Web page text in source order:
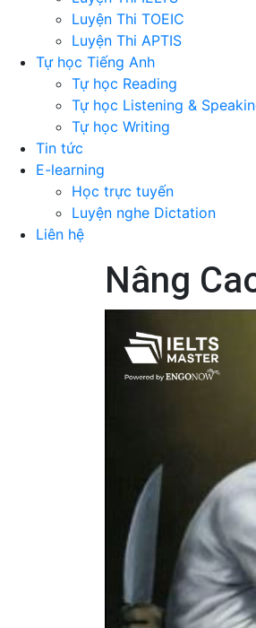
Luyện Thi TOEIC
Luyện Thi APTIS
Tự học Tiếng Anh
Tự học Reading
Tự học Listening &
Tự học Writing
Tin tức
E-learning
Học trực tuyến
Luyện nghe Dictation
Liên hệ
Nâng